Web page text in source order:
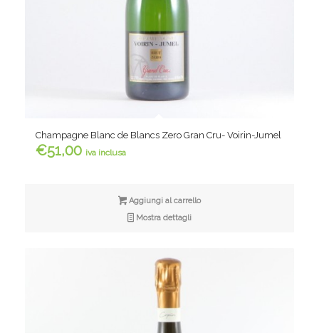
Champagne Blanc de Blancs Zero Gran Cru- Voirin-Jumel
€51,00 iva inclusa
Aggiungi al carrello
Mostra dettagli